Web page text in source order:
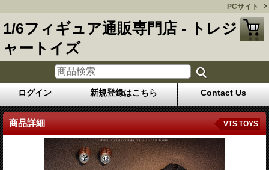
PCサイト
1/6フィギュア通販専門店 - トレジ
ャートイズ
ログイン 新規登録はこちら Contact Us
商品詳細 VTS TOYS